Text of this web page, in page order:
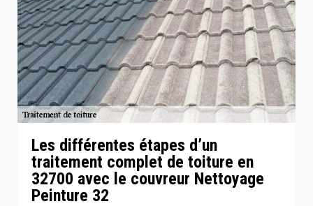
Les différentes étapes d’un
traitement complet de toiture en
32700 avec le couvreur Nettoyage
Peinture 32